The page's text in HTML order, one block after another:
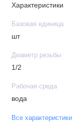
Характеристики
Базовая единица
шт
Диаметр резьбы
1/2
Рабочая среда
вода
Все характеристики